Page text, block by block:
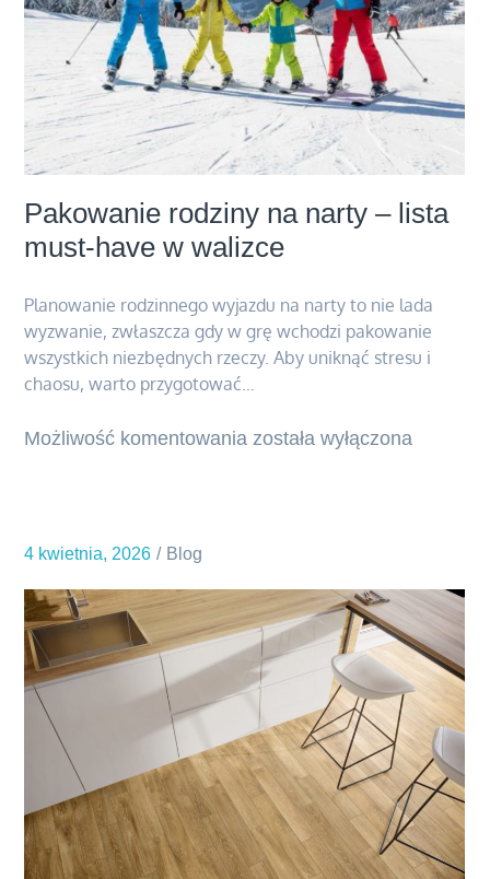
Pakowanie rodziny na narty – lista
must-have w walizce
Planowanie rodzinnego wyjazdu na narty to nie lada
wyzwanie, zwłaszcza gdy w grę wchodzi pakowanie
wszystkich niezbędnych rzeczy. Aby uniknąć stresu i
chaosu, warto przygotować…
Możliwość komentowaniaPakowanie
lista
must-
have
w
walizce
została wyłączona
4 kwietnia, 2026 Blog